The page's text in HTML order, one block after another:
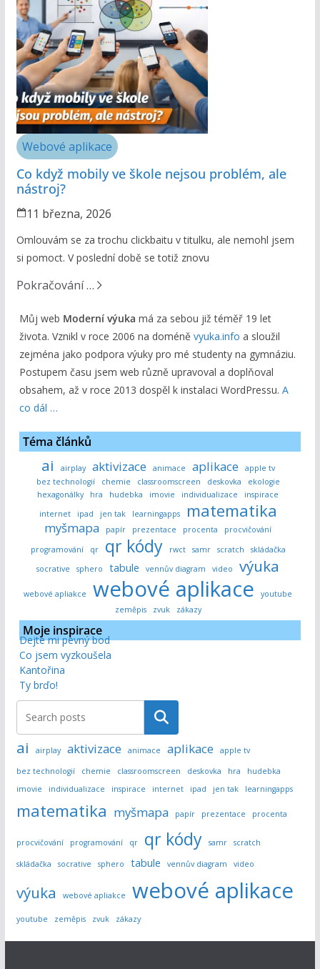
Webové aplikace
Co když mobily ve škole nejsou problém, ale
nástroj?
11 března, 2026
Omlouvám se za trochu clickbaitu v titulku, ale nemohl jsem
si pomoct. V poslední době se totiž znovu
Pokračování …
Můj web Moderní výuka má za sebou již téměř 19 let
života. Vznikl v roce 2006 na doméněvyuka.info a sloužil
zejména jako podpora výuky pro mé studenty na gymnáziu.
Postupem času jsem web různě upravoval a doplňoval
obsahem, až v roce 2013 dospěl k instalaci WordPressu.A
co dál …
Téma článků
ai airplay aktivizace animace aplikace
apple tv
bez technologií
chemie classroomscreen deskovka
ekologie
hexagonálky
hra hudebka imovie individualizace
inspirace
internet
ipad jen tak learningapps matematika
myšmapa papír prezentace procenta
procvičování
programování
qr qr kódy rwct samr scratch
skládačka
socrative
sphero tabule vennův diagram video výuka
webové apliakce webové aplikace
youtube
zeměpis
zvuk zákazy
Moje inspirace
Dejte mi pevný bod
Co jsem vyzkoušela
Kantořina
Ty brďo!
Hledat
ai airplay aktivizace animace aplikace apple tv
bez technologií chemie classroomscreen deskovka hra
hudebka
imovie
individualizace inspirace internet ipad jen tak learningapps
matematika myšmapa papír prezentace procenta
procvičování programování qr qr kódy samr scratch
skládačka socrative sphero tabule vennův diagram video
výuka webové apliakce webové aplikace
youtube zeměpis zvuk zákazy